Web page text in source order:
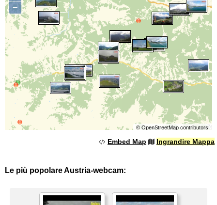
−
© OpenStreetMapcontributors.
Embed Map Ingrandire Mappa
Le più popolare Austria-webcam: